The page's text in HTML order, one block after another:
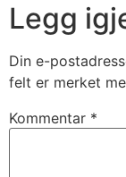
Legg
Din e-
felt er merket
Kommentar *